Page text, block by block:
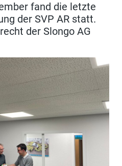
fand die letzte
der SVP AR statt.
der Slongo AG